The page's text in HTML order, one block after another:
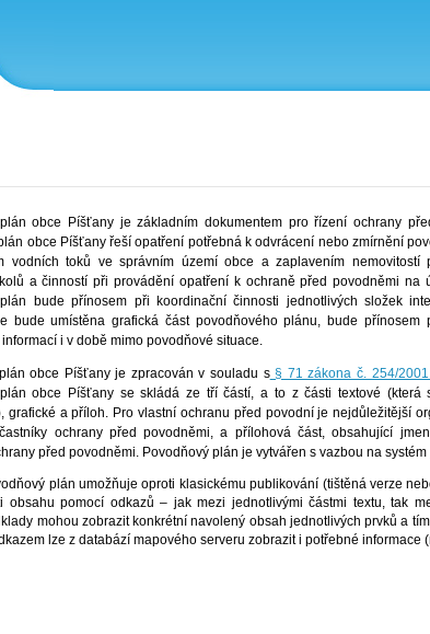
obce Píšťany je základním dokumentem pro řízení ochrany
obce Píšťany řeší opatření potřebná k odvrácení nebo zmírnění
vodních toků ve správním území obce a zaplavením nemovitostí
a činností při provádění opatření k ochraně před povodněmi na
bude přínosem při koordinační činnosti jednotlivých složek
bude umístěna grafická část povodňového plánu, bude
i v době mimo povodňové situace.
obce Píšťany je zpracován v souladu s§ 71 zákona č. 254/2001
plán obce Píšťany se skládá ze tří částí, a to z části textové
grafické a příloh. Pro vlastní ochranu před povodní je nejdůležitější
ochrany před povodněmi, a přílohová část, obsahující
před povodněmi. Povodňový plán je vytvářen s vazbou na systém
plán umožňuje oproti klasickému publikování (tištěná verze
obsahu pomocí odkazů – jak mezi jednotlivými částmi textu, tak
mohou zobrazit konkrétní navolený obsah jednotlivých prvků a
lze z databází mapového serveru zobrazit i potřebné informace